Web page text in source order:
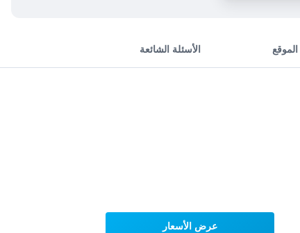
الموقع الأسئلة الشائعة
عرض الأسعار